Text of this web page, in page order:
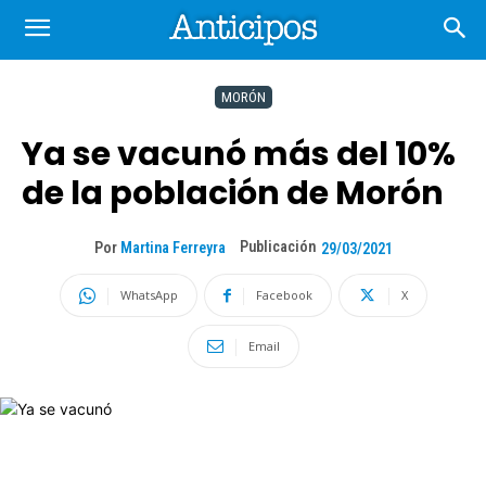
MORÓN
Ya se vacunó más del 10%
de la población de Morón
Por Martina Ferreyra Publicación 29/03/2021
WhatsApp Facebook X
Email